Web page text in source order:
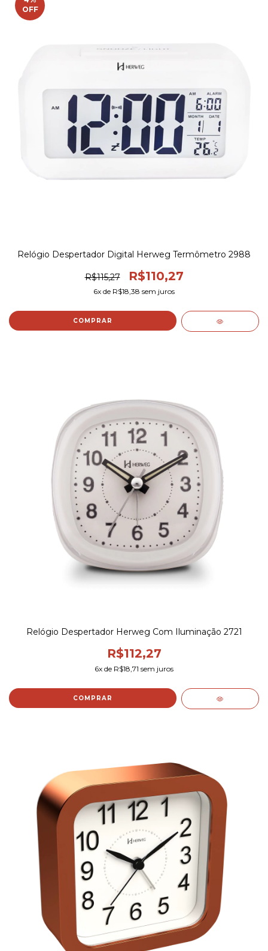
OFF
Relógio Despertador Digital Herweg Termômetro 2988
R$115,27 R$110,27
6x de R$18,38 sem juros
COMPRAR
Relógio Despertador Herweg Com Iluminação 2721
R$112,27
6x de R$18,71 sem juros
COMPRAR